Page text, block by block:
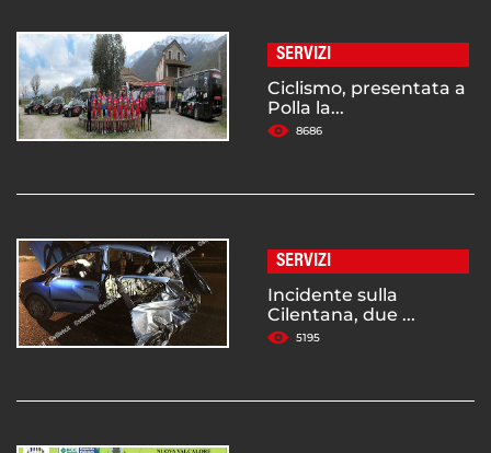
SERVIZI
Ciclismo, presentata a
Polla la...
8686
SERVIZI
Incidente sulla
Cilentana, due ...
5195